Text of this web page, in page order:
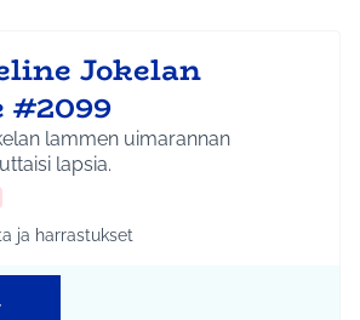
Jokelan
#2099
lammen uimarannan
lapsia.
mukaan: Jokela
teeman mukaan: Liikunta ja
ja harrastukset